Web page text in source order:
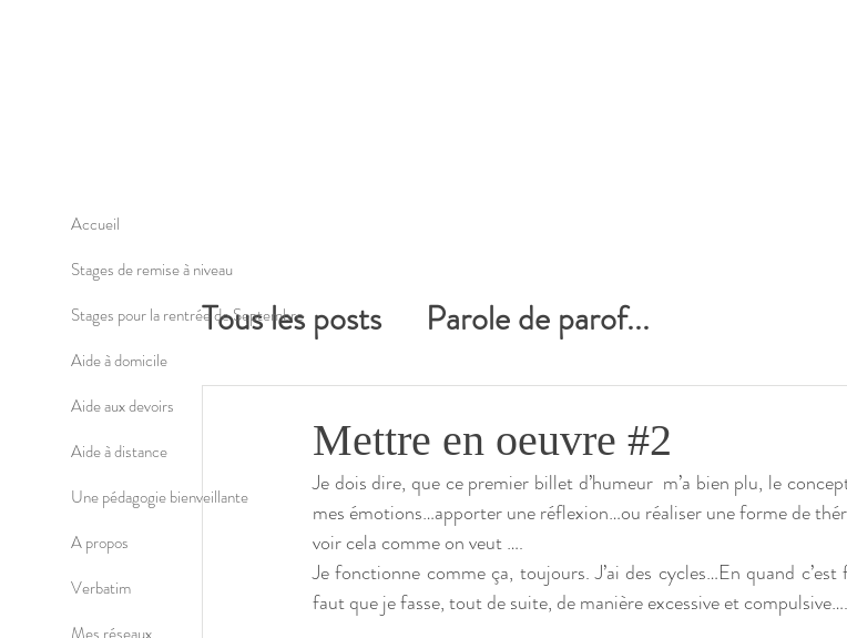
Accueil
Stages de remise à niveau
Stages pour la rentrée de Septembre
Aide à domicile
Aide aux devoirs
Aide à distance
Une pédagogie bienveillante
A propos
Verbatim
Tous les posts Parole de parof...
Mettre en oeuvre #2
Je dois dire, que ce premier billet d’humeur  m’a bien plu, le
mes émotions…apporter une réflexion…ou réaliser une forme de
voir cela comme on veut ….
Je fonctionne comme ça, toujours. J’ai des cycles…En quand
faut que je fasse, tout de suite, de manière excessive et compulsive….